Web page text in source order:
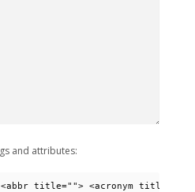
and attributes:
title=""> <acronym title="">